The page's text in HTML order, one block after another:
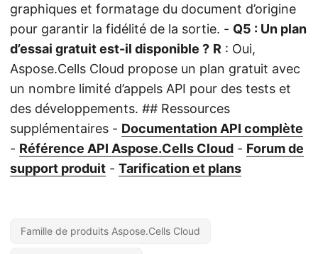
graphiques et formatage du document d’origine
pour garantir la fidélité de la sortie. - Q5 : Un plan
d’essai gratuit est-il disponible ? R : Oui,
Aspose.Cells Cloud propose un plan gratuit avec
un nombre limité d’appels API pour des tests et
des développements. ## Ressources
supplémentaires - Documentation API complète
- Référence API Aspose.Cells Cloud - Forum de
support produit - Tarification et plans
Famille de produits Aspose.Cells Cloud